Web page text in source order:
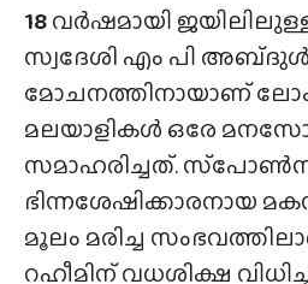
18വർഷമായി
സ്വദേശി എം പി അബ്‌ദുൾ
മോചനത്തിനായാണ്‌
മലയാളികൾ ഒരേ
സമാഹരിച്ചത്‌.
ഭിന്നശേഷിക്കാരനായ
മൂലം മരിച്ച
റഹീമിന്‌ വധശിക്ഷ